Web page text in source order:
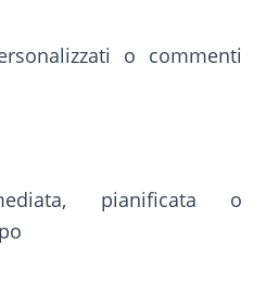
o commenti
pianificata o